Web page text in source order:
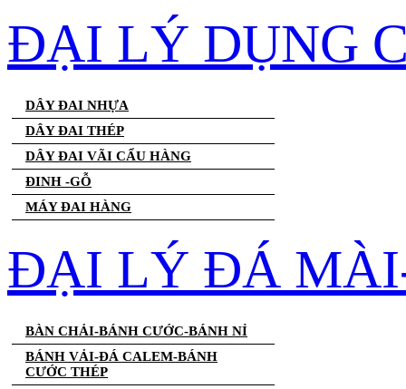
ĐẠI LÝ DỤNG
DÂY ĐAI NHỰA
DÂY ĐAI THÉP
DÂY ĐAI VÃI CẨU HÀNG
ĐINH -GỖ
MÁY ĐAI HÀNG
ĐẠI LÝ ĐÁ
BÀN CHẢI-BÁNH CƯỚC-BÁNH NỈ
BÁNH VẢI-ĐÁ CALEM-BÁNH
CƯỚC THÉP